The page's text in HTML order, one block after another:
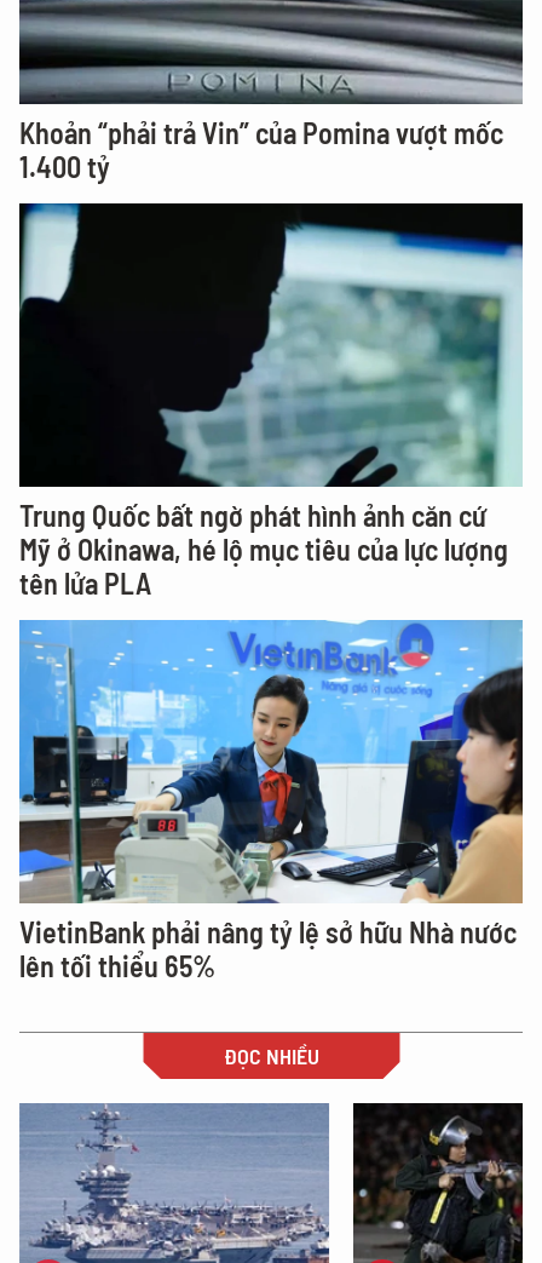
Khoản “phải trả Vin” của Pomina vượt mốc
1.400 tỷ
Trung Quốc bất ngờ phát hình ảnh căn cứ
Mỹ ở Okinawa, hé lộ mục tiêu của lực lượng
tên lửa PLA
VietinBank phải nâng tỷ lệ sở hữu Nhà nước
lên tối thiểu 65%
ĐỌC NHIỀU